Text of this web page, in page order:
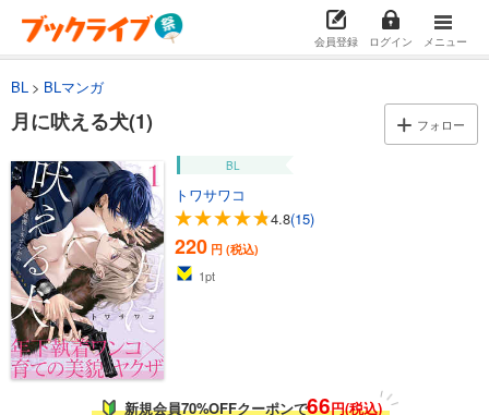
会員登録 ログイン メニュー
BL BLマンガ
月に吠える犬(1) フォロー
BL
トワサワコ
4.8(15)
220 円 (税込)
1pt
新規会員70%OFFクーポンで66円(税込)